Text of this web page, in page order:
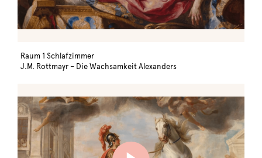
Raum 1 Schlafzimmer
J.M. Rottmayr – Die Wachsamkeit Alexanders